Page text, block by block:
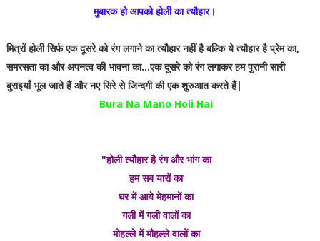
मुबारक हो आपको होली का त्यौहार।
मित्रों होली सिर्फ एक दूसरे को रंग लगाने का त्यौहार नहीं है बल्कि ये त्यौहार है प्रेम का,
समरसता का और अपनत्व की भावना का…एक दूसरे को रंग लगाकर हम पुरानी सारी
बुराइयाँ भूल जाते हैं और नए सिरे से जिन्दगी की एक शुरुआत करते हैं|
Bura Na Mano Holi Hai
"होली त्यौहार है रंग और भांग का
हम सब यारों का
घर में आये मेहमानों का
गली में गली वालों का
मोहल्ले में मौहल्ले वालों का